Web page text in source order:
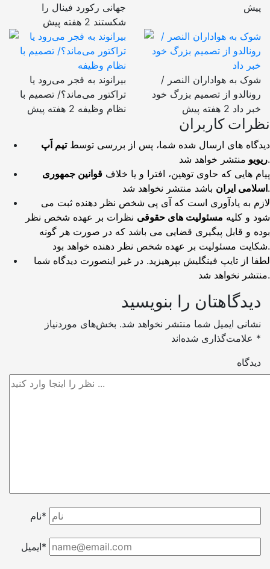
جهانی رکورد فینال را
شکستند 2 هفته پیش
پیش
بیرانوند به فجر می‌رود یا
تراکتور می‌ماند؟/ تصمیم با
نظام وظیفه 2 هفته پیش
شوک به هواداران النصر /
رونالدو از تصمیم بزرگ خود
خبر داد 2 هفته پیش
نظرات کاربران
دیدگاه های ارسال شده شما، پس از بررسی توسطتیم اَپ
ریویومنتشر خواهد شد.
پیام هایی که حاوی توهین، افترا و یا خلاف قوانین جمهوری
اسلامی ایرانباشد منتشر نخواهد شد.
لازم به یادآوری است که آی پی شخص نظر دهنده ثبت می
شود و کلیه مسئولیت های حقوقی نظرات بر عهده شخص نظر
بوده و قابل پیگیری قضایی می باشد که در صورت هر گونه
شکایت مسئولیت بر عهده شخص نظر دهنده خواهد بود.
لطفا از تایپ فینگلیش بپرهیزید. در غیر اینصورت دیدگاه شما
منتشر نخواهد شد.
دیدگاهتان را بنویسید
نشانی ایمیل شما منتشر نخواهد شد. بخش‌های موردنیاز
*
دیدگاه
نام*
ایمیل*